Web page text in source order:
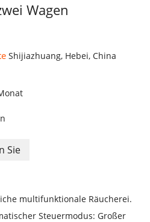
Wagen
Shijiazhuang, Hebei, China
Sie
multifunktionale Räucherei.
Steuermodus: Großer